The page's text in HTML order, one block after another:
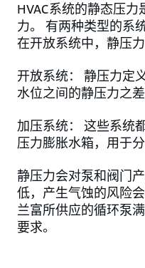
HVAC系统的静态压
力。 有两种类型的系
在开放系统中，静压
开放系统： 静压力定
水位之间的静压力之差
加压系统： 这些系统
压力膨胀水箱，用于
静压力会对泵和阀门
低，产生气蚀的风险
兰富所供应的循环泵
要求。